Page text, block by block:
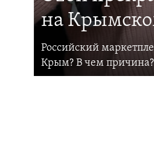
на
Российский
Крым? В чем причина?